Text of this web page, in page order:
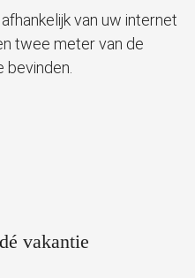
van uw internet
twee meter van de
bevinden.
vakantie